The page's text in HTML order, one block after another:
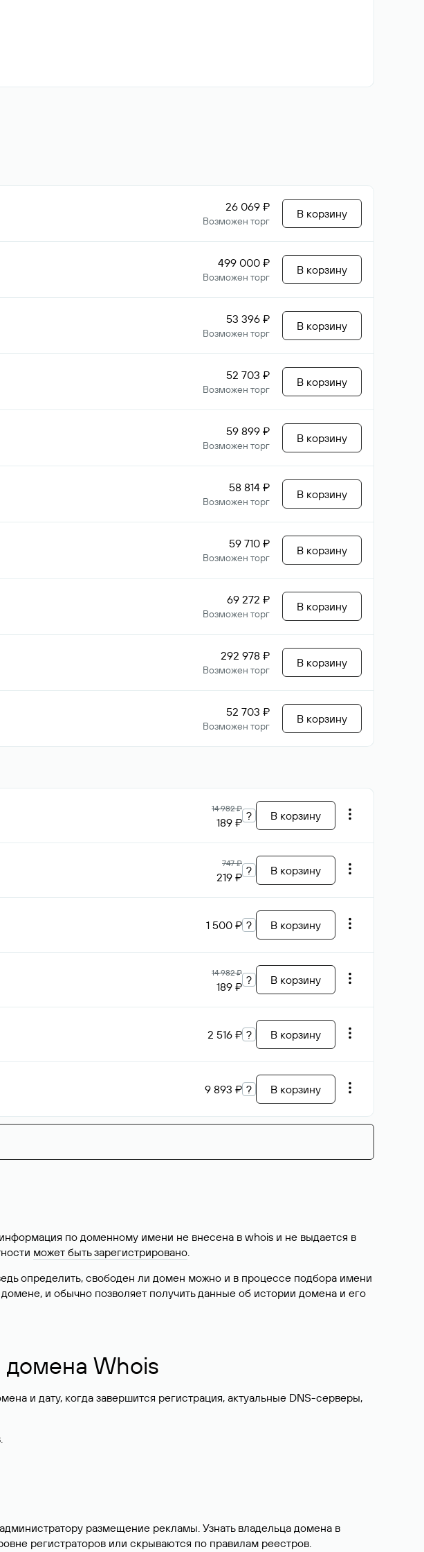
26 069 ₽
Возможен торг
В корзину
499 000 ₽
Возможен торг
В корзину
53 396 ₽
Возможен торг
В корзину
52 703 ₽
Возможен торг
В корзину
59 899 ₽
Возможен торг
В корзину
58 814 ₽
Возможен торг
В корзину
59 710 ₽
Возможен торг
В корзину
69 272 ₽
Возможен торг
В корзину
292 978 ₽
Возможен торг
В корзину
52 703 ₽
Возможен торг
В корзину
14 982 ₽
189 ₽ ? В корзину
747 ₽
219 ₽ ? В корзину
1 500 ₽ ? В корзину
14 982 ₽
189 ₽ ? В корзину
2 516 ₽ ? В корзину
9 893 ₽ ? В корзину
по доменному имени не внесена в whois и не выдается в
может быть зарегистрировано.
определить, свободен ли домен можно и в процессе подбора имени
и обычно позволяет получить данные об истории домена и его
домена Whois
и дату, когда завершится регистрация, актуальные DNS-серверы,
размещение рекламы. Узнать владельца домена в
регистраторов или скрываются по правилам реестров.